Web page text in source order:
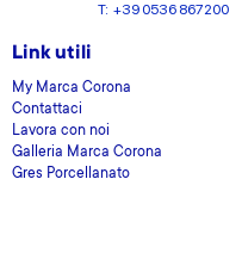
T: +39 0536 867200
Link utili
My Marca Corona
Contattaci
Lavora con noi
Galleria Marca Corona
Gres Porcellanato